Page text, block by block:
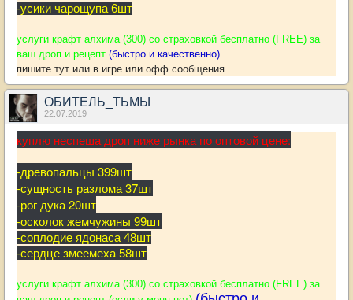
-усики чарощупа 6шт
услуги крафт алхима (300) со страховкой бесплатно (FREE) за
ваш дроп и рецепт (быстро и качественно)
пишите тут или в игре или офф сообщения...
ОБИТЕЛЬ_ТЬМЫ
22.07.2019
куплю неспеша дроп ниже рынка по оптовой цене:
-древопальцы 399шт
-сущность разлома 37шт
-рог дука 20шт
-осколок жемчужины 99шт
-соплодие ядонаса 48шт
-сердце змеемеха 58шт
услуги крафт алхима (300) со страховкой бесплатно (FREE) за